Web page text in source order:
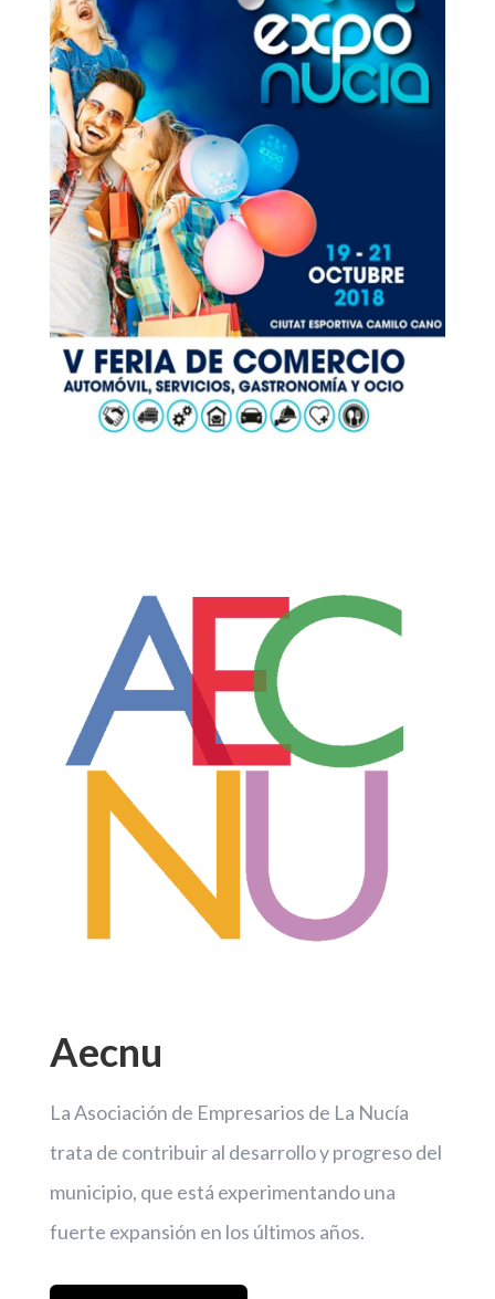
Aprobados los domingos y
festivos aperturables em 2027
Jul 2, 2026|Noticias
El Observatorio del Comercio de la
Comunitat Valenciana ha aprobó ayer
los once domingos y...
Subvenciones para personas
emprendedoras y pymes en
apoyo al inicio y la consolidación
de su proyecto empresarial, para
el ejercicio 2026. .
Noticias,
Ayudas y
Subvenciones
Hasta las 23:59 h. del viernes 31 de jrlio
de 2026. 1. FICHA TÉCNICA
SUBVENCIONES AECNU Campo...
« Entradas más antiguas Entradas siguientes »
Aecnu
La Asociación de Empresarios de La Nucía
trata de contribuir al desarrollo y progreso del
municipio, que está experimentando una
fuerte expansión en los últimos años.